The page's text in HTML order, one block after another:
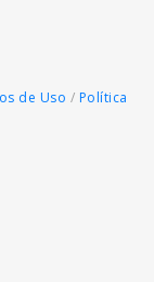
de Uso / Política